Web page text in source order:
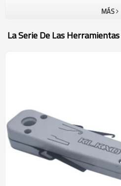
MÁS
La Serie De Las Herramientas